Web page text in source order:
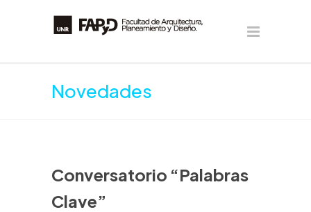
Novedades
Conversatorio “Palabras
Clave”